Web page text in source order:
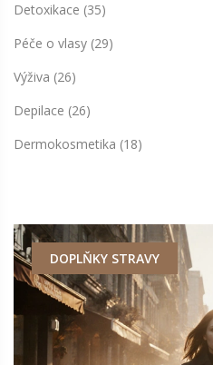
Detoxikace (35)
Péče o vlasy (29)
Výživa (26)
Depilace (26)
Dermokosmetika (18)
DOPLŇKY STRAVY